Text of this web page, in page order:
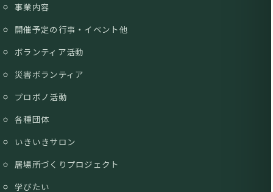
事業内容
開催予定の行事・イベント他
ボランティア活動
災害ボランティア
プロボノ活動
各種団体
いきいきサロン
居場所づくりプロジェクト
学びたい